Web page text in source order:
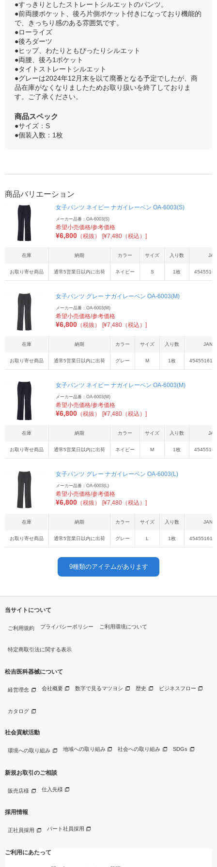
●すっきりとしたストレートシルエットのパンツ。
●前両腰ポケット、後ろ片側ポケット付きになっており機能的
で、きっちり感のある雰囲気です。
●ローライズ
●後ろダーツ
●ヒップ、わたりともぴったりシルエット
●両腰、後ろ1ポケット
●タイトストレートシルエット
●グレーは2024年12月末を以て廃番となる予定でしたが、商
品在庫がなくなりましたためお取り扱いを終了しておりま
す。ご了承ください。
商品スペック
●サイズ：S
●個装入数：1枚
商品バリエーション
女子パンツ ネイビー ナガイレーベン OA-6003(S)
メーカー品番：OA-6003(S)
希望小売価格/参考価格
¥6,800 （税抜） [¥7,480（税込）]
在庫 納期 カラー サイズ 入り数 JAN
お取り寄せ商品 通常5営業日以内に出荷 ネイビー S 1枚
女子パンツ グレー ナガイレーベン OA-6003(M)
メーカー品番：OA-6003(M)
希望小売価格/参考価格
¥6,800 （税抜） [¥7,480（税込）]
在庫 納期 カラー サイズ 入り数 JAN
お取り寄せ商品 通常5営業日以内に出荷 グレー M 1枚
女子パンツ ネイビー ナガイレーベン OA-6003(M)
メーカー品番：OA-6003(M)
希望小売価格/参考価格
¥6,800 （税抜） [¥7,480（税込）]
在庫 納期 カラー サイズ 入り数 JAN
お取り寄せ商品 通常5営業日以内に出荷 ネイビー M 1枚
女子パンツ グレー ナガイレーベン OA-6003(L)
メーカー品番：OA-6003(L)
希望小売価格/参考価格
¥6,800 （税抜） [¥7,480（税込）]
在庫 納期 カラー サイズ 入り数 JAN
お取り寄せ商品 通常5営業日以内に出荷 グレー L 1枚
9種類のアイテムがあります
当サイトについて
ご利用規約 プライバシーポリシー ご利用環境について
特定商取引法に関する表示
松吉医科器械について
経営理念 会社概要 数字で見るマツヨシ 歴史 ビジネスフロー
カタログ
社会貢献活動
環境への取り組み 地域への取り組み 社会への取り組み SDGs
新規お取引のご相談
販売店様 仕入先様
採用情報
正社員採用 パート社員採用
ご利用にあたって